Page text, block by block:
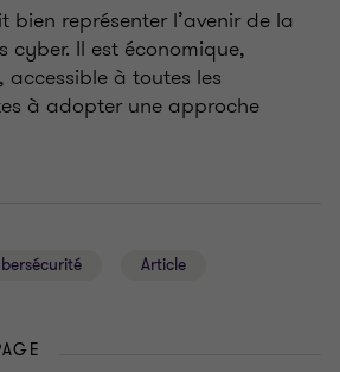
représenter l’avenir de la
cyber. Il est économique,
à toutes les
à adopter une approche
Article